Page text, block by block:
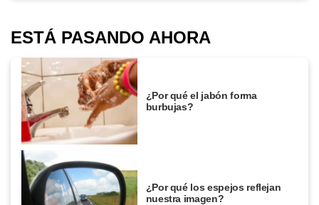
ESTÁ PASANDO AHORA
¿Por qué el jabón forma
burbujas?
¿Por qué los espejos reflejan
nuestra imagen?